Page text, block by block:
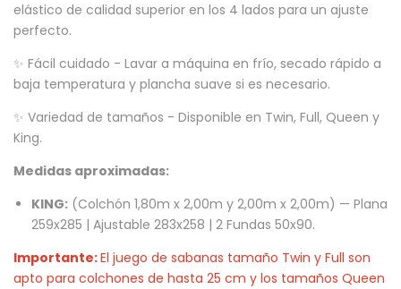
elástico de calidad superior en los 4 lados para un ajuste
perfecto.
✨ Fácil cuidado - Lavar a máquina en frío, secado rápido a
baja temperatura y plancha suave si es necesario.
✨ Variedad de tamaños - Disponible en Twin, Full, Queen y
King.
Medidas aproximadas:
KING: (Colchón 1,80m x 2,00m y 2,00m x 2,00m) — Plana
259x285 | Ajustable 283x258 | 2 Fundas 50x90.
Importante:El juego de sabanas tamaño Twin y Full son
apto para colchones de hasta 25 cm y los tamaños Queen